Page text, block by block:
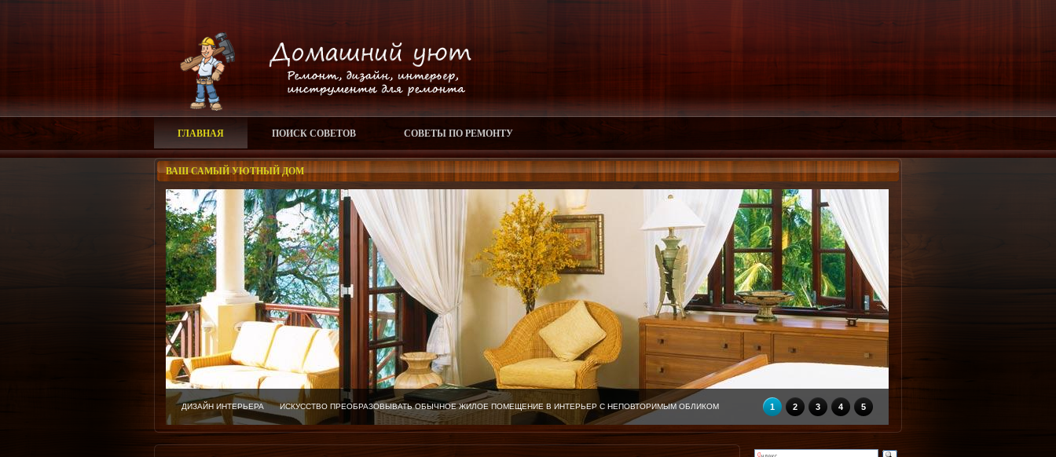
ГЛАВНАЯ ПОИСК СОВЕТОВ СОВЕТЫ ПО РЕМОНТУ
ВАШ САМЫЙ УЮТНЫЙ ДОМ
ДИЗАЙН ИНТЕРЬЕРА ИСКУССТВО ПРЕОБРАЗОВЫВАТЬ ОБЫЧНОЕ ЖИЛОЕ ПОМЕЩЕНИЕ В ИНТЕРЬЕР С НЕПОВТОРИМЫМ ОБЛИКОМ 1 2 3 4 5